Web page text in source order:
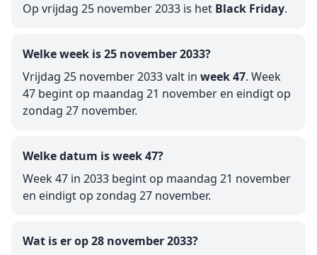
Op vrijdag 25 november 2033 is het Black Friday.
Welke week is 25 november 2033?
Vrijdag 25 november 2033 valt in week 47. Week
47 begint op maandag 21 november en eindigt op
zondag 27 november.
Welke datum is week 47?
Week 47 in 2033 begint op maandag 21 november
en eindigt op zondag 27 november.
Wat is er op 28 november 2033?